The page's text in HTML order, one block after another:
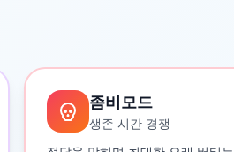
좀비모드
생존 시간 경쟁